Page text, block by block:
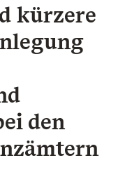
kürzere
den